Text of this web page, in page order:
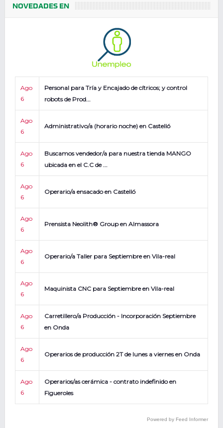
NOVEDADES EN
Ago
6
Personal para Tría y Encajado de cítricos; y control
robots de Prod...
Ago
6
Administrativo/a (horario noche) en Castelló
Ago
6
Buscamos vendedor/a para nuestra tienda MANGO
ubicada en el C.C de ...
Ago
6
Operario/a ensacado en Castelló
Ago
6
Prensista Neolith® Group en Almassora
Ago
6
Operario/a Taller para Septiembre en Vila-real
Ago
6
Maquinista CNC para Septiembre en Vila-real
Ago
6
Carretillero/a Producción - Incorporación Septiembre
en Onda
Ago
6
Operarios de producción 2T de lunes a viernes en Onda
Ago
6
Operarios/as cerámica - contrato indefinido en
Figueroles
Powered by Feed Informer